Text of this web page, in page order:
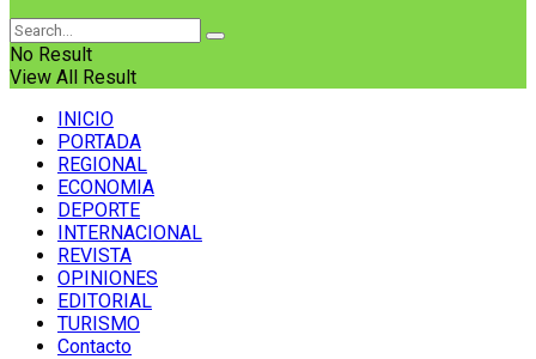
No Result
View All Result
INICIO
PORTADA
REGIONAL
ECONOMIA
DEPORTE
INTERNACIONAL
REVISTA
OPINIONES
EDITORIAL
TURISMO
Contacto